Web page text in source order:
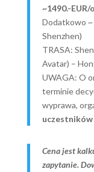
~1490.-EUR/
Dodatkowo
Shenzhen)
TRASA:
Avatar) –
UWAGA: O
terminie
wyprawa,
uczestników
Cena jest
zapytanie.